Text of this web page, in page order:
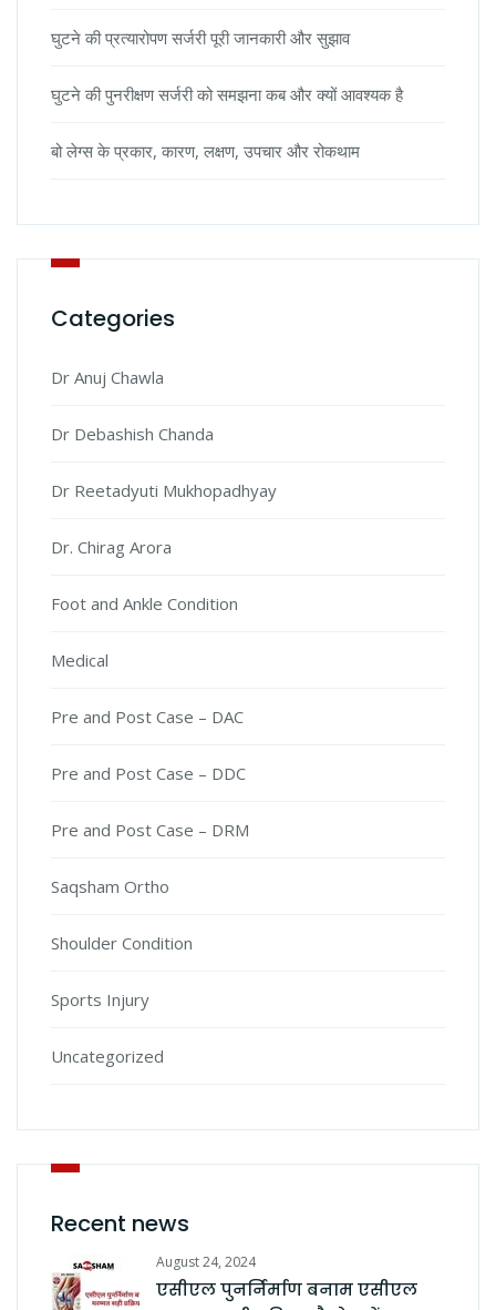
घुटने की प्रत्यारोपण सर्जरी पूरी जानकारी और सुझाव
घुटने की पुनरीक्षण सर्जरी को समझना कब और क्यों आवश्यक है
बो लेग्स के प्रकार, कारण, लक्षण, उपचार और रोकथाम
Categories
Dr Anuj Chawla
Dr Debashish Chanda
Dr Reetadyuti Mukhopadhyay
Dr. Chirag Arora
Foot and Ankle Condition
Medical
Pre and Post Case – DAC
Pre and Post Case – DDC
Pre and Post Case – DRM
Saqsham Ortho
Shoulder Condition
Sports Injury
Uncategorized
Recent news
August 24, 2024
एसीएल पुनर्निर्माण बनाम एसीएल